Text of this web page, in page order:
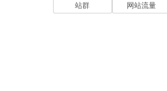
站群
网站流量